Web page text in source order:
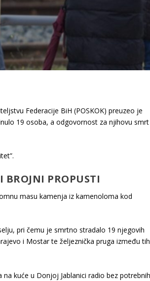
Federacije BiH (POSKOK) preuzeo je
19 osoba, a odgovornost za njihovu smrt
BROJNI PROPUSTI
masu kamenja iz kamenoloma kod
pri čemu je smrtno stradalo 19 njegovih
i Mostar te željeznička pruga između tih
kuće u Donjoj Jablanici radio bez potrebnih